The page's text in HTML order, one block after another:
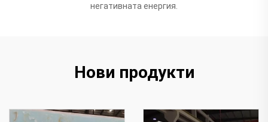
негативната енергия.
Нови продукти